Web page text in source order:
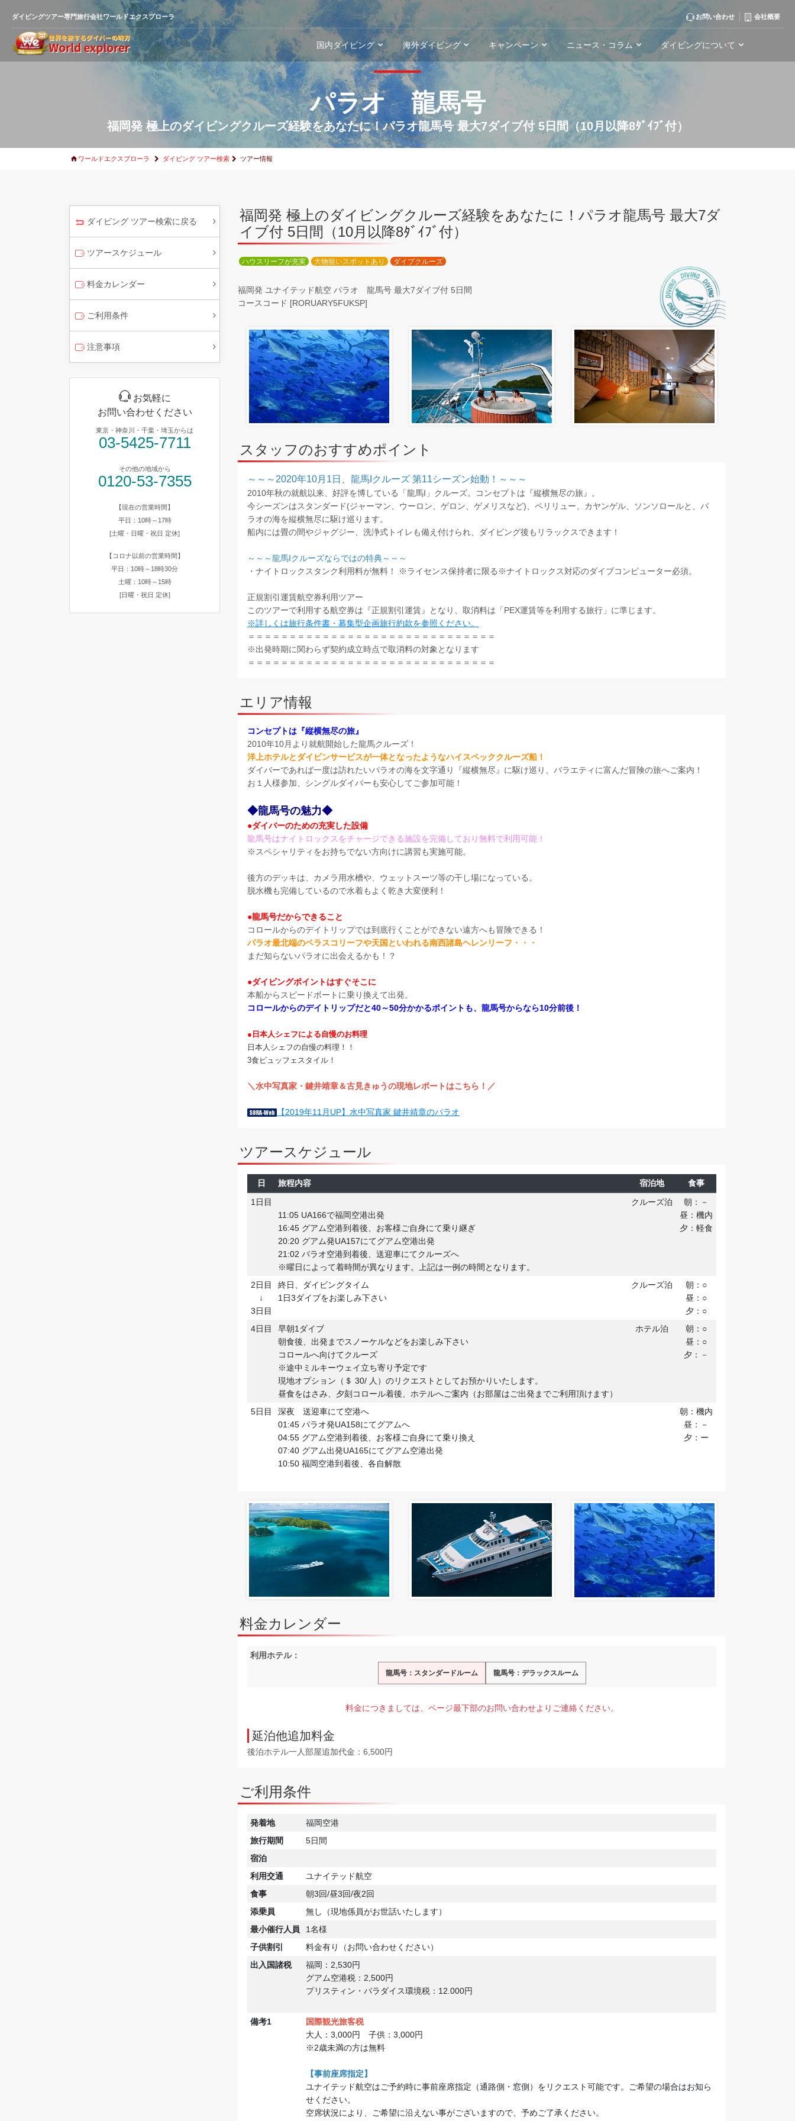
パラオ 龍馬号
福岡発 極上のダイビングクルーズ経験をあなたに！パラオ龍馬号 最大7ダイブ付 5日間（10月以降8ﾀﾞｲﾌﾞ付）
ワールドエクスプローラ ダイビング ツアー検索 ツアー情報
ダイビング ツアー検索に戻る
ツアースケジュール
料金カレンダー
ご利用条件
注意事項
お気軽に
お問い合わせください
東京・神奈川・千葉・埼玉からは
03-5425-7711
その他の地域から
0120-53-7355
【現在の営業時間】
平日：10時～17時
[土曜・日曜・祝日 定休]
【コロナ以前の営業時間】
平日：10時～18時30分
土曜：10時～15時
[日曜・祝日 定休]
福岡発 極上のダイビングクルーズ経験をあなたに！パラオ龍馬号 最大7ダ
イブ付 5日間（10月以降8ﾀﾞｲﾌﾞ付）
ハウスリーフが充実 大物狙いスポットあり ダイブクルーズ
福岡発 ユナイテッド航空 パラオ 龍馬号 最大7ダイブ付 5日間
コースコード [RORUARY5FUKSP]
スタッフのおすすめポイント
～～～2020年10月1日、龍馬Iクルーズ 第11シーズン始動！～～～
2010年秋の就航以来、好評を博している「龍馬I」クルーズ。コンセプトは『縦横無尽の旅』。
今シーズンはスタンダード(ジャーマン、ウーロン、ゲロン、ゲメリスなど)、ペリリュー、カヤンゲル、ソンソロールと、パ
ラオの海を縦横無尽に駆け巡ります。
船内には畳の間やジャグジー、洗浄式トイレも備え付けられ、ダイビング後もリラックスできます！
～～～龍馬Iクルーズならではの特典～～～
・ナイトロックスタンク利用料が無料！ ※ライセンス保持者に限る※ナイトロックス対応のダイブコンピューター必須。
正規割引運賃航空券利用ツアー
このツアーで利用する航空券は『正規割引運賃』となり、取消料は「PEX運賃等を利用する旅行」に準じます。
※詳しくは旅行条件書・募集型企画旅行約款を参照ください。
＝＝＝＝＝＝＝＝＝＝＝＝＝＝＝＝＝＝＝＝＝＝＝＝＝＝＝＝＝＝
※出発時期に関わらず契約成立時点で取消料の対象となります
＝＝＝＝＝＝＝＝＝＝＝＝＝＝＝＝＝＝＝＝＝＝＝＝＝＝＝＝＝＝
エリア情報
コンセプトは『縦横無尽の旅』
2010年10月より就航開始した龍馬クルーズ！
洋上ホテルとダイビンサービスが一体となったようなハイスペッククルーズ船！
ダイバーであれば一度は訪れたいパラオの海を文字通り『縦横無尽』に駆け巡り、バラエティに富んだ冒険の旅へご案内！
お１人様参加、シングルダイバーも安心してご参加可能！
◆龍馬号の魅力◆
●ダイバーのための充実した設備​
龍馬号はナイトロックスをチャージできる施設を完備しており無料で利用可能！
※スペシャリティをお持ちでない方向けに講習も実施可能。
後方のデッキは、カメラ用水槽や、ウェットスーツ等の干し場になっている。
脱水機も完備しているので水着もよく乾き大変便利！
●龍馬号だからできること
コロールからのデイトリップでは到底行くことができない遠方へも冒険できる！
パラオ最北端のベラスコリーフや天国といわれる南西諸島ヘレンリーフ・・・
まだ知らないパラオに出会えるかも！？
●ダイビングポイントはすぐそこに
本船からスピードボートに乗り換えて出発。
コロールからのデイトリップだと40～50分かかるポイントも、龍馬号からなら10分前後！
●日本人シェフによる自慢のお料理
日本人シェフの自慢の料理！！
3食ビュッフェスタイル！
＼水中写真家・鍵井靖章＆古見きゅうの現地レポートはこちら！／
【2019年11月UP】水中写真家 鍵井靖章のパラオ
ツアースケジュール
日 旅程内容 宿泊地
食事
1日目
11:05 UA166で福岡空港出発
16:45 グアム空港到着後、お客様ご自身にて乗り継ぎ
20:20 グアム発UA157にてグアム空港出発
21:02 パラオ空港到着後、送迎車にてクルーズへ
※曜日によって着時間が異なります。上記は一例の時間となります。
クルーズ泊
朝：－
昼：機内
夕：軽食
2日目
↓
3日目
終日、ダイビングタイム
1日3ダイブをお楽しみ下さい
クルーズ泊
朝：○
昼：○
夕：○
4日目
早朝1ダイブ
朝食後、出発までスノーケルなどをお楽しみ下さい
コロールへ向けてクルーズ
※途中ミルキーウェイ立ち寄り予定です
現地オプション（＄ 30/ 人）のリクエストとしてお預かりいたします。
昼食をはさみ、夕刻コロール着後、ホテルへご案内（お部屋はご出発までご利用頂けます）
ホテル泊
朝：○
昼：○
夕：－
5日目
深夜 送迎車にて空港へ
01:45 パラオ発UA158にてグアムへ
04:55 グアム空港到着後、お客様ご自身にて乗り換え
07:40 グアム出発UA165にてグアム空港出発
10:50 福岡空港到着後、各自解散
朝：機内
昼：－
夕：ー
料金カレンダー
利用ホテル：
龍馬号：スタンダードルーム 龍馬号：デラックスルーム
料金につきましては、ページ最下部のお問い合わせよりご連絡ください。
延泊他追加料金
後泊ホテル一人部屋追加代金：6,500円
ご利用条件
発着地
福岡空港
旅行期間
5日間
宿泊
利用交通
ユナイテッド航空
食事
朝3回/昼3回/夜2回
添乗員
無し（現地係員がお世話いたします）
最小催行人員
1名様
子供割引
料金有り（お問い合わせください）
出入国諸税
福岡：2,530円
グアム空港税：2,500円
プリスティン・パラダイス環境税：12.000円
備考1
国際観光旅客税
大人：3,000円 子供：3,000円
※2歳未満の方は無料
【事前座席指定】
ユナイテッド航空はご予約時に事前座席指定（通路側・窓側）をリクエスト可能です。ご希望の場合はお知ら
せください。
空席状況により、ご希望に沿えない事がございますので、予めご了承ください。
ダイビングツアー専門旅行会社ワールドエクスプローラ お問い合わせ 会社概要
国内ダイビング 海外ダイビング キャンペーン ニュース・コラム ダイビングについて